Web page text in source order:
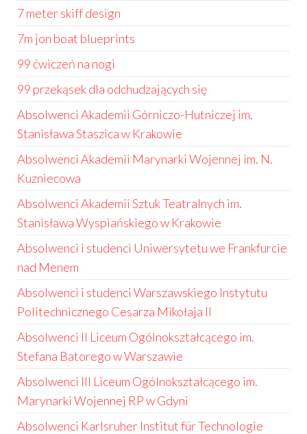
7 meter skiff design
7m jon boat blueprints
99 ćwiczeń na nogi
99 przekąsek dla odchudzających się
Absolwenci Akademii Górniczo-Hutniczej im.
Stanisława Staszica w Krakowie
Absolwenci Akademii Marynarki Wojennej im. N.
Kuzniecowa
Absolwenci Akademii Sztuk Teatralnych im.
Stanisława Wyspiańskiego w Krakowie
Absolwenci i studenci Uniwersytetu we Frankfurcie
nad Menem
Absolwenci i studenci Warszawskiego Instytutu
Politechnicznego Cesarza Mikołaja II
Absolwenci II Liceum Ogólnokształcącego im.
Stefana Batorego w Warszawie
Absolwenci III Liceum Ogólnokształcącego im.
Marynarki Wojennej RP w Gdyni
Absolwenci Karlsruher Institut für Technologie